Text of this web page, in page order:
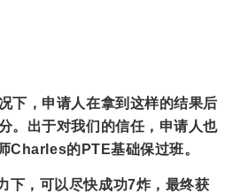
下，申请人在拿到这样的结果后
。出于对我们的信任，申请人也
Charles的PTE基础保过班。
下，可以尽快成功7炸，最终获